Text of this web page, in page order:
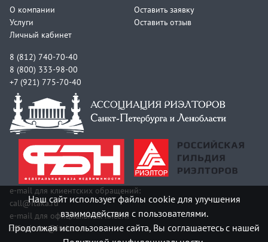
О компании
Услуги
Личный кабинет
Оставить заявку
Оставить отзыв
8 (812) 740-70-40
8 (800) 333-98-00
+7 (921) 775-70-40
e-mail для клиентских обращений:
call@itaka.ru
e-mail для официальных писем:
officeitaka@itaka.ru
Наш сайт использует файлы cookie для улучшения
взаимодействия с пользователями.
Продолжая использование сайта, Вы соглашаетесь с нашей